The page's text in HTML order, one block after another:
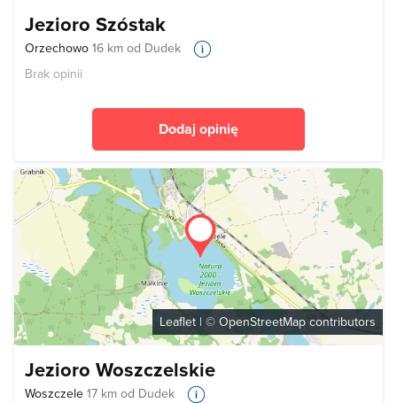
Jezioro Szóstak
Orzechowo 16 km od Dudek
Brak opinii
Dodaj opinię
Leaflet | © OpenStreetMapcontributors
Jezioro Woszczelskie
Woszczele 17 km od Dudek